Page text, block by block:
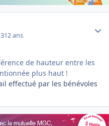
12 ans
de hauteur entre les
plus haut !
effectué par les bénévoles